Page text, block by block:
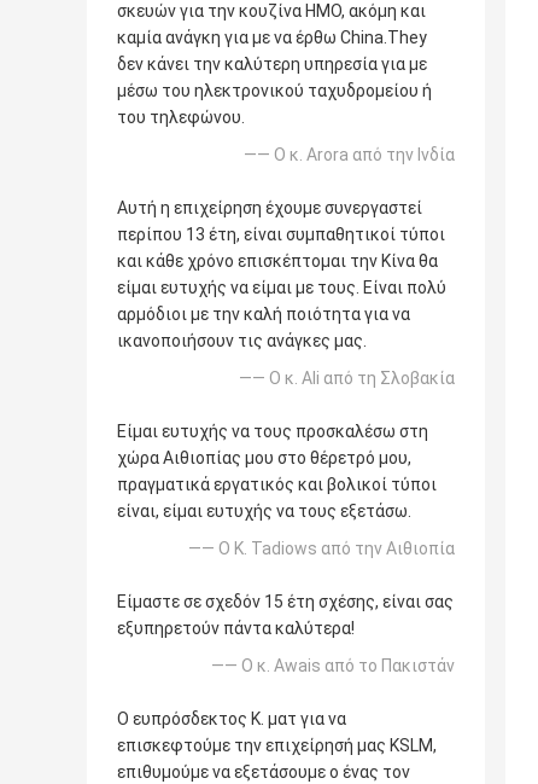
σκευών για την κουζίνα ΗΜΟ, ακόμη και
καμία ανάγκη για με να έρθω China.They
δεν κάνει την καλύτερη υπηρεσία για με
μέσω του ηλεκτρονικού ταχυδρομείου ή
του τηλεφώνου.
—— Ο κ. Arora από την Ινδία
Αυτή η επιχείρηση έχουμε συνεργαστεί
περίπου 13 έτη, είναι συμπαθητικοί τύποι
και κάθε χρόνο επισκέπτομαι την Κίνα θα
είμαι ευτυχής να είμαι με τους. Είναι πολύ
αρμόδιοι με την καλή ποιότητα για να
ικανοποιήσουν τις ανάγκες μας.
—— Ο κ. Ali από τη Σλοβακία
Είμαι ευτυχής να τους προσκαλέσω στη
χώρα Αιθιοπίας μου στο θέρετρό μου,
πραγματικά εργατικός και βολικοί τύποι
είναι, είμαι ευτυχής να τους εξετάσω.
—— Ο Κ. Tadiows από την Αιθιοπία
Είμαστε σε σχεδόν 15 έτη σχέσης, είναι σας
εξυπηρετούν πάντα καλύτερα!
—— Ο κ. Awais από το Πακιστάν
Ο ευπρόσδεκτος Κ. ματ για να
επισκεφτούμε την επιχείρησή μας KSLM,
επιθυμούμε να εξετάσουμε ο ένας τον